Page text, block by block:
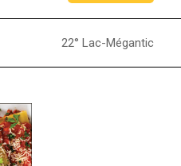
22° Lac-Mégantic